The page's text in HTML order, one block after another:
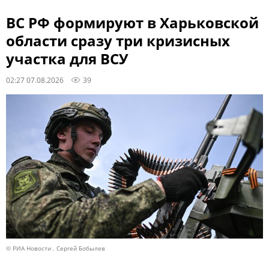
ВС РФ формируют в Харьковской
области сразу три кризисных
участка для ВСУ
02:27 07.08.2026 39
© РИА Новости . Сергей Бобылев